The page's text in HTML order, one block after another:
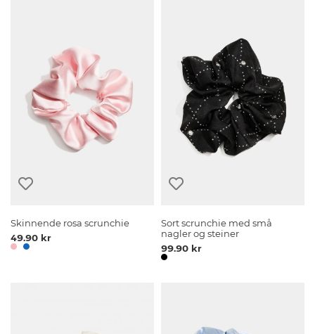
Skinnende rosa scrunchie
49.90 kr
Sort scrunchie med små
nagler og steiner
99.90 kr